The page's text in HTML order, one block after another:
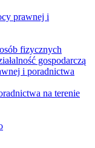
prawnej i
fizycznych
gospodarczą
i poradnictwa
na terenie